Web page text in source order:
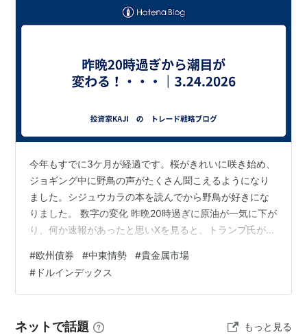
今年もすでに3ケ月が経過です。桜がきれいに咲き始め、
ジョギング中に野鳥の声がたくさん聞こえるようになり
ました。シジュウカラの本を読んでから野鳥が好きにな
りました。 数字の変化 昨晩20時過ぎに原油が一気に下が
り、何か速報があったと思いXを見ると、トランプ氏が
インフラに対するあらゆる軍事攻撃を5日間の期間にわた
り延期するよう指示しました。これは、進行中の会合と
協議の成功を条件とする。」→ イランへのエネルギー施
テスタさんが、昨日の投稿で、そろそろ買いに転じてい
#欧州債券 #中東情勢 #貴金属市場
# ドルインデックス
ネットで話題 もっと見る